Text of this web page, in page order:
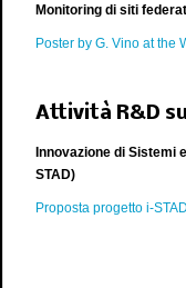
Monitoring di siti
Poster by G. Vino at the
Attività R&D
Innovazione di Sistemi
STAD)
Proposta progetto i-